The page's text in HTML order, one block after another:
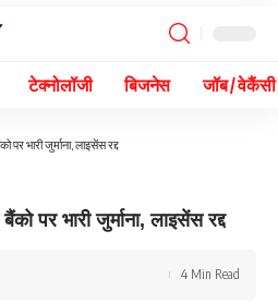
टेक्नोलॉजी बिजनेस जॉब / वेकैंसी
भारी जुर्माना, लाइसेंस रद्द
पर भारी जुर्माना, लाइसेंस रद्द
4 Min Read